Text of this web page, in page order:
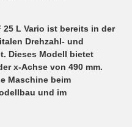
25 L Vario ist bereits in der
Drehzahl- und
Dieses Modell bietet
x-Achse von 490 mm.
Maschine beim
und im